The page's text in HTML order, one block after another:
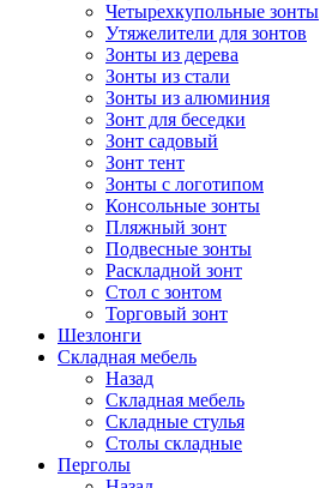
Четырехкупольные зонты
Утяжелители для зонтов
Зонты из дерева
Зонты из стали
Зонты из алюминия
Зонт для беседки
Зонт садовый
Зонт тент
Зонты с логотипом
Консольные зонты
Пляжный зонт
Подвесные зонты
Раскладной зонт
Стол с зонтом
Торговый зонт
Шезлонги
Складная мебель
Назад
Складная мебель
Складные стулья
Столы складные
Перголы